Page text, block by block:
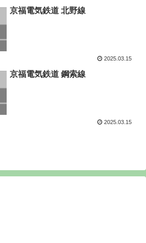
京福電気鉄道 北野線
2025.03.15
京福電気鉄道 鋼索線
2025.03.15